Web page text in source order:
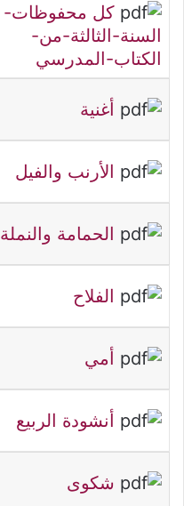
كل محفوظات-
السنة-الثالثة-من-
الكتاب-المدرسي
أغنية
الأرنب والفيل
الحمامة والنملة
الفلاح
أمي
أنشودة الربيع
شكوى